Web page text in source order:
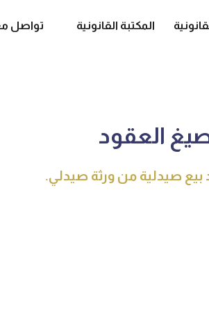
المكتبة القانونية تواصل
العقود
صيدلية من ورثة صيدلي.